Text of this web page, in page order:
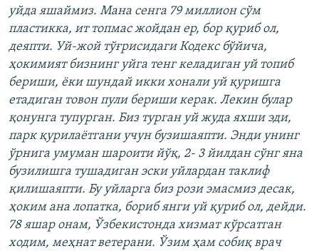
уйда яшаймиз. Мана сенга 79 миллион сўм
пластикка, ит топмас жойдан ер, бор қуриб ол,
деяпти. Уй-жой тўғрисидаги Кодекс бўйича,
ҳокимият бизнинг уйга тенг келадиган уй топиб
бериши, ёки шундай икки хонали уй қуришга
етадиган товон пули бериши керак. Лекин булар
қонунга тупурган. Биз турган уй жуда яхши эди,
парк қурилаётгани учун бузишаяпти. Энди унинг
ўрнига умуман шароити йўқ, 2- 3 йилдан сўнг яна
бузилишга тушадиган эски уйлардан таклиф
қилишаяпти. Бу уйларга биз рози эмасмиз десак,
ҳоким ана лопатка, бориб янги уй қуриб ол, дейди.
78 яшар онам, Ўзбекистонда хизмат кўрсатган
ходим, меҳнат ветерани. Ўзим ҳам собиқ врач